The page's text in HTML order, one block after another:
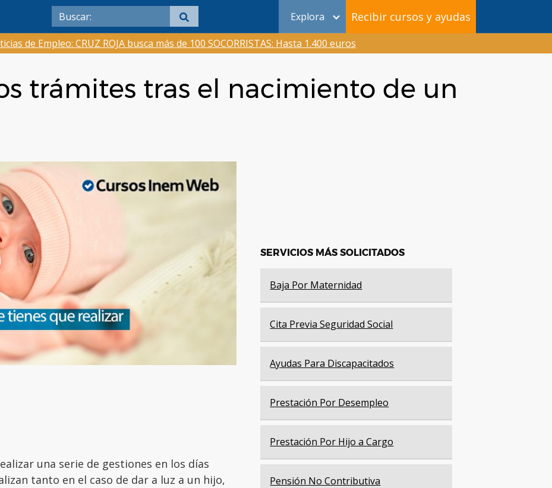
Explora Recibir cursos y ayudas
de Empleo: CRUZ ROJA busca más de 100 SOCORRISTAS: Hasta 1.400 euros
trámites tras el nacimiento de un
una serie de gestiones en los días
tanto en el caso de dar a luz a un hijo,
SERVICIOS MÁS SOLICITADOS
Baja Por Maternidad
Cita Previa Seguridad Social
Ayudas Para Discapacitados
Prestación Por Desempleo
Prestación Por Hijo a Cargo
Pensión No Contributiva